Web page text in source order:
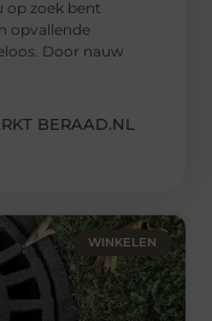
op zoek bent
opvallende
Door nauw
BERAAD.NL
WINKELEN